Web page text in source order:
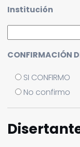
Institución
CONFIRMACIÓN
SI CONFIRMO
No confirmo